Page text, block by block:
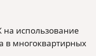
использование
в многоквартирных